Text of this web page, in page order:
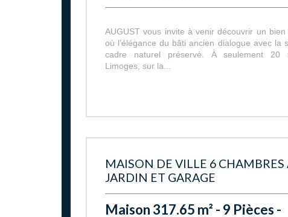
AUGUST vous invite à venir découvrir un bien
où l’élégance du bâti ancien dialogue avec la
cadre naturel préservé. À seulement 20
Limoges, sur la...
MAISON DE VILLE 6 CHAMBRES
JARDIN ET GARAGE
Maison 317.65 m² - 9 Pièces -